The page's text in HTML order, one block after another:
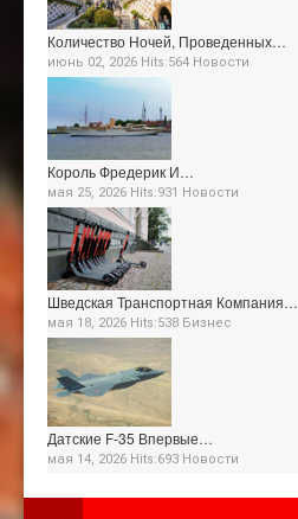
Количество Ночей, Проведенных…
июнь 02, 2026 Hits:564 Новости
Король Фредерик И…
мая 25, 2026 Hits:931 Новости
Шведская Транспортная Компания…
мая 18, 2026 Hits:538 Бизнес
Датские F-35 Впервые…
мая 14, 2026 Hits:693 Новости